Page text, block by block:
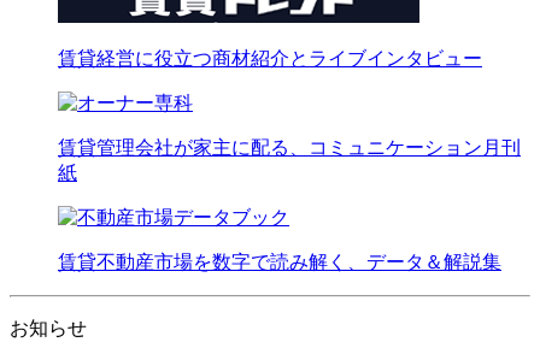
賃貸経営に役立つ商材紹介とライブインタビュー
賃貸管理会社が家主に配る、コミュニケーション月刊
紙
賃貸不動産市場を数字で読み解く、データ＆解説集
お知らせ